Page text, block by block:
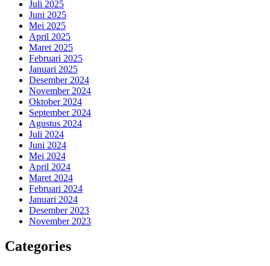
Juli 2025
Juni 2025
Mei 2025
April 2025
Maret 2025
Februari 2025
Januari 2025
Desember 2024
November 2024
Oktober 2024
September 2024
Agustus 2024
Juli 2024
Juni 2024
Mei 2024
April 2024
Maret 2024
Februari 2024
Januari 2024
Desember 2023
November 2023
Categories